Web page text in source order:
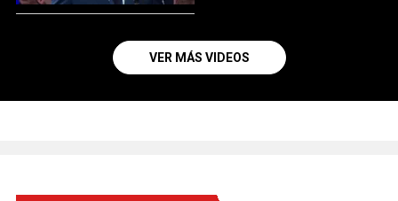
VER MÁS VIDEOS